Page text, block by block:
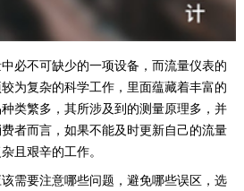
必不可缺少的一项设备，而流量仪表的
为复杂的科学工作，里面蕴藏着丰富的
类繁多，其所涉及到的测量原理多，并
者而言，如果不能及时更新自己的流量
且艰辛的工作。
需要注意哪些问题，避免哪些误区，选